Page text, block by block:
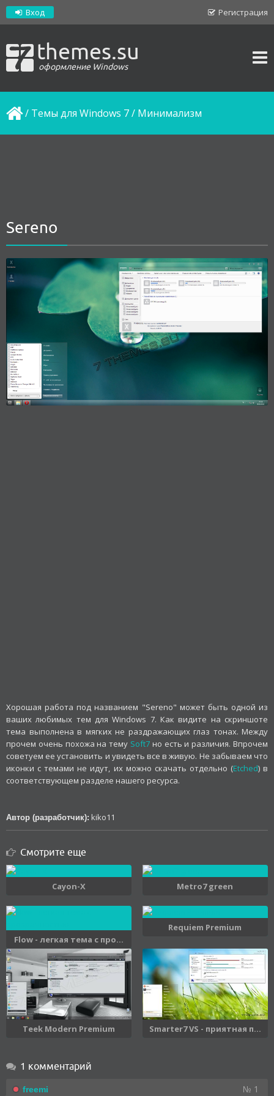
Регистрация
Вход
themes.su
оформление Windows
/ Темы для Windows 7/ Минимализм
Sereno
Хорошая работа под названием "Sereno" может быть одной из
ваших любимых тем для Windows 7. Как видите на скриншоте
тема выполнена в мягких не раздражающих глаз тонах. Между
прочем очень похожа на тему Soft7 но есть и различия. Впрочем
советуем ее установить и увидеть все в живую. Не забываем что
иконки с темами не идут, их можно скачать отдельно (Etched) в
соответствующем разделе нашего ресурса.
Автор (разработчик): kiko11
Смотрите еще
Cayon-X Metro7 green
Flow - легкая тема с про...
Requiem Premium
Teek Modern Premium Smarter7 VS - приятная п...
1 комментарий
freemi № 1